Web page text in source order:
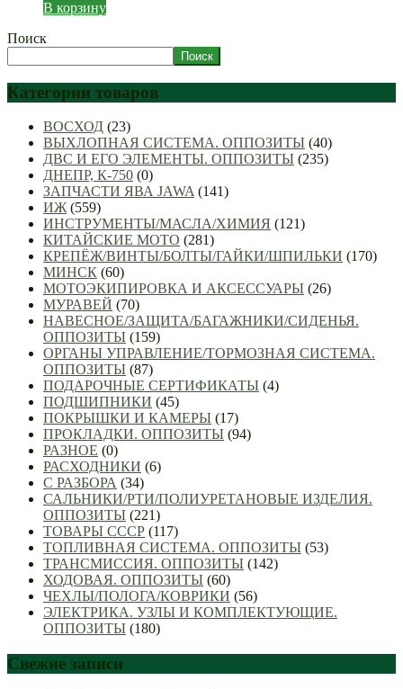
В корзину
Поиск
Поиск
Категории товаров
ВОСХОД (23)
ВЫХЛОПНАЯ СИСТЕМА. ОППОЗИТЫ (40)
ДВС И ЕГО ЭЛЕМЕНТЫ. ОППОЗИТЫ (235)
ДНЕПР, К-750 (0)
ЗАПЧАСТИ ЯВА JAWA (141)
ИЖ (559)
ИНСТРУМЕНТЫ/МАСЛА/ХИМИЯ (121)
КИТАЙСКИЕ МОТО (281)
КРЕПЁЖ/ВИНТЫ/БОЛТЫ/ГАЙКИ/ШПИЛЬКИ (170)
МИНСК (60)
МОТОЭКИПИРОВКА И АКСЕССУАРЫ (26)
МУРАВЕЙ (70)
НАВЕСНОЕ/ЗАЩИТА/БАГАЖНИКИ/СИДЕНЬЯ.
ОППОЗИТЫ (159)
ОРГАНЫ УПРАВЛЕНИЕ/ТОРМОЗНАЯ СИСТЕМА.
ОППОЗИТЫ (87)
ПОДАРОЧНЫЕ СЕРТИФИКАТЫ (4)
ПОДШИПНИКИ (45)
ПОКРЫШКИ И КАМЕРЫ (17)
ПРОКЛАДКИ. ОППОЗИТЫ (94)
РАЗНОЕ (0)
РАСХОДНИКИ (6)
С РАЗБОРА (34)
САЛЬНИКИ/РТИ/ПОЛИУРЕТАНОВЫЕ ИЗДЕЛИЯ.
ОППОЗИТЫ (221)
ТОВАРЫ СССР (117)
ТОПЛИВНАЯ СИСТЕМА. ОППОЗИТЫ (53)
ТРАНСМИССИЯ. ОППОЗИТЫ (142)
ХОДОВАЯ. ОППОЗИТЫ (60)
ЧЕХЛЫ/ПОЛОГА/КОВРИКИ (56)
ЭЛЕКТРИКА. УЗЛЫ И КОМПЛЕКТУЮЩИЕ.
ОППОЗИТЫ (180)
Свежие записи